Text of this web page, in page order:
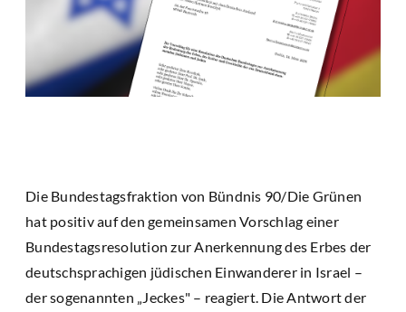
Die Bundestagsfraktion von Bündnis 90/Die Grünen
hat positiv auf den gemeinsamen Vorschlag einer
Bundestagsresolution zur Anerkennung des Erbes der
deutschsprachigen jüdischen Einwanderer in Israel –
der sogenannten „Jeckes" – reagiert. Die Antwort der